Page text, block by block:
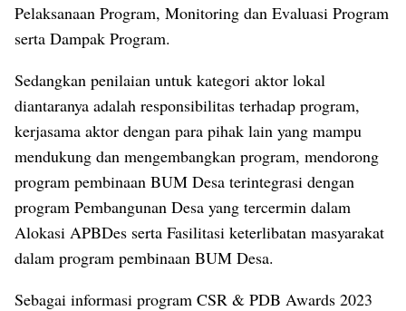
Pelaksanaan Program, Monitoring dan Evaluasi Program
serta Dampak Program.
Sedangkan penilaian untuk kategori aktor lokal
diantaranya adalah responsibilitas terhadap program,
kerjasama aktor dengan para pihak lain yang mampu
mendukung dan mengembangkan program, mendorong
program pembinaan BUM Desa terintegrasi dengan
program Pembangunan Desa yang tercermin dalam
Alokasi APBDes serta Fasilitasi keterlibatan masyarakat
dalam program pembinaan BUM Desa.
Sebagai informasi program CSR & PDB Awards 2023